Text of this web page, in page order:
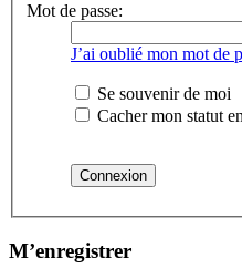
Mot de passe:
J’ai oublié mon mot de
Se souvenir de moi
Cacher mon statut
M’enregistrer